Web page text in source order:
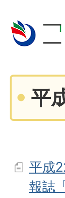
平
平成
報誌